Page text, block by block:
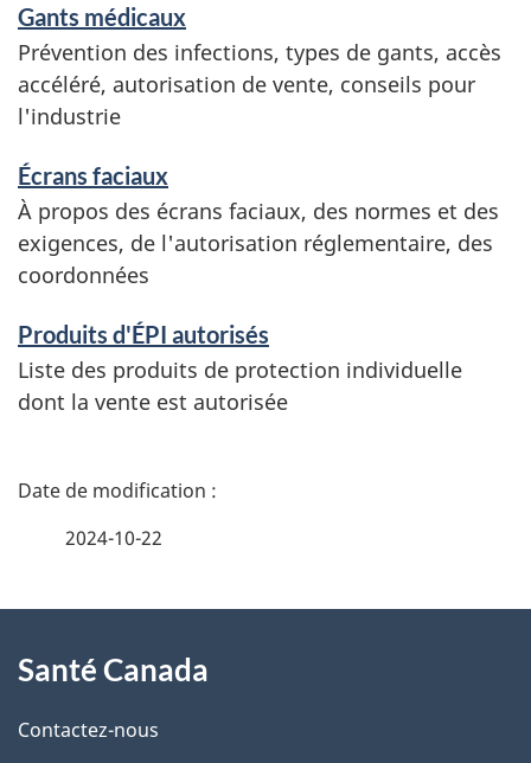
n
f
o
r
m
a
t
i
o
n
Gants médicaux
Prévention des infections, types de gants, accès
accéléré, autorisation de vente, conseils pour
l'industrie
Écrans faciaux
À propos des écrans faciaux, des normes et des
exigences, de l'autorisation réglementaire, des
coordonnées
Produits d'ÉPI autorisés
Liste des produits de protection individuelle
dont la vente est autorisée
D
i
l
2024-10-22
propos
de
Santé Canada
Contactez-nous